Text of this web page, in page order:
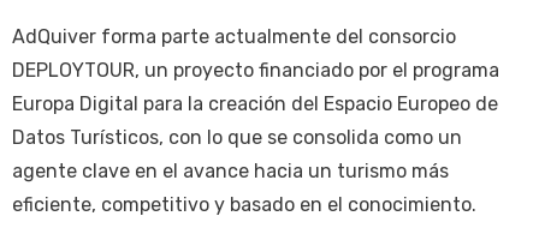
AdQuiver forma parte actualmente del consorcio
DEPLOYTOUR, un proyecto financiado por el programa
Europa Digital para la creación del Espacio Europeo de
Datos Turísticos, con lo que se consolida como un
agente clave en el avance hacia un turismo más
eficiente, competitivo y basado en el conocimiento.